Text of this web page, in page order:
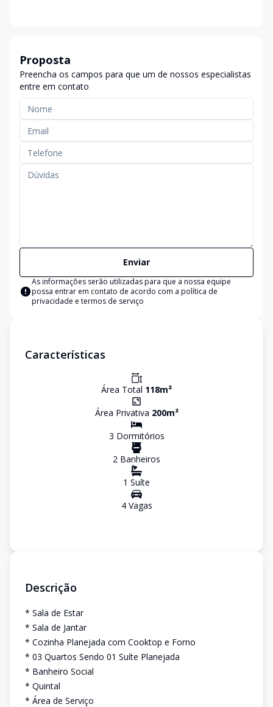
Proposta
Preencha os campos para que um de nossos especialistas
entre em contato
Enviar
As informações serão utilizadas para que a nossa equipe
possa entrar em contato de acordo com a política de
privacidade e termos de serviço
Características
Área Total 118m²
Área Privativa 200m²
3 Dormitórios
2 Banheiros
1 Suíte
4Vagas
Descrição
* Sala de Estar
* Sala de Jantar
* Cozinha Planejada com Cooktop e Forno
* 03 Quartos Sendo 01 Suíte Planejada
* Banheiro Social
* Quintal
* Área de Serviço